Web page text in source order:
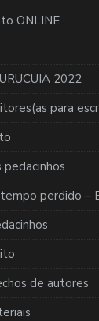
ONLINE
2022
para
pedacinhos
perdido –
de autores